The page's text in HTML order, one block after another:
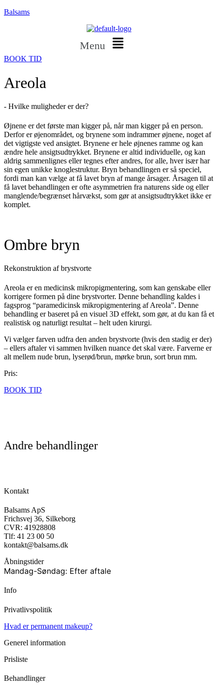
Balsams
Menu
BOOK TID
Areola
- Hvilke muligheder er der?
Øjnene er det første man kigger på, når man kigger på en person.
Derfor er øjenområdet, og brynene som indrammer øjnene, noget af
det vigtigste ved ansigtet. Brynene er hele øjnenes ramme og kan
ændre hele ansigtsudtrykket. Brynene er altid individuelle, og kan
aldrig sammenlignes eller tegnes efter andres, for alle, hver især har
sin egen unikke knoglestruktur. Bryn behandlingen er så speciel,
fordi man kan vælge at få lavet bryn af mange årsager. Årsagen til at
få lavet behandlingen er ofte asymmetrien fra naturens side og eller
manglende/begrænset hårvækst, som gør at ansigtsudtrykket ikke er
komplet.
Ombre bryn
Rekonstruktion af brystvorte
Areola er en medicinsk mikropigmentering, som kan genskabe eller
korrigere formen på dine brystvorter. Denne behandling kaldes i
fagsprog “paramedicinsk mikropigmentering af Areola”. Denne
behandling er baseret på en visuel 3D effekt, som gør, at du kan få et
realistisk og naturligt resultat – helt uden kirurgi.
Vi vælger farven udfra den anden brystvorte (hvis den stadig er der)
– ellers aftaler vi sammen hvilken nuance det skal være. Farverne er
alt mellem nude brun, lyserød/brun, mørke brun, sort brun mm.
Pris:
BOOK TID
Andre behandlinger
Kontakt
Balsams ApS
Frichsvej 36, Silkeborg
CVR: 41928808
Tlf: 41 23 00 50
kontakt@balsams.dk
Åbningstider
Mandag-Søndag: Efter aftale
Info
Privatlivspolitik
Hvad er permanent makeup?
Generel information
Prisliste
Behandlinger